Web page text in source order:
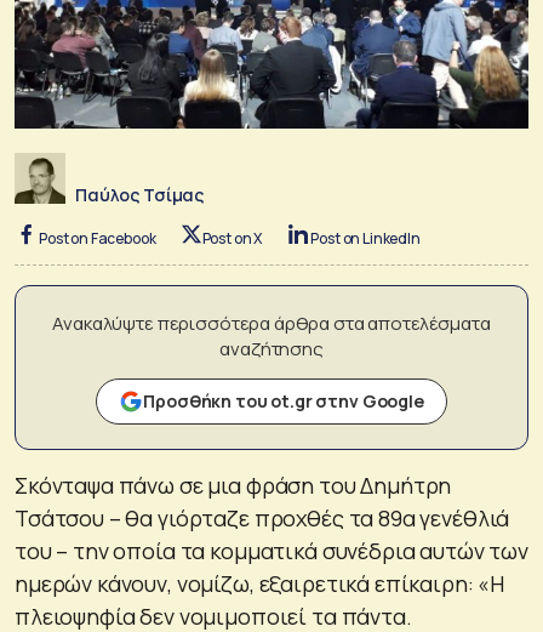
Παύλος Τσίμας
Post on Facebook Post on X Post on LinkedIn
Ανακαλύψτε περισσότερα άρθρα στα αποτελέσματα
αναζήτησης
Προσθήκη του ot.gr στην Google
Σκόνταψα πάνω σε μια φράση του Δημήτρη
Τσάτσου – θα γιόρταζε προχθές τα 89α γενέθλιά
του – την οποία τα κομματικά συνέδρια αυτών των
ημερών κάνουν, νομίζω, εξαιρετικά επίκαιρη: «Η
πλειοψηφία δεν νομιμοποιεί τα πάντα.